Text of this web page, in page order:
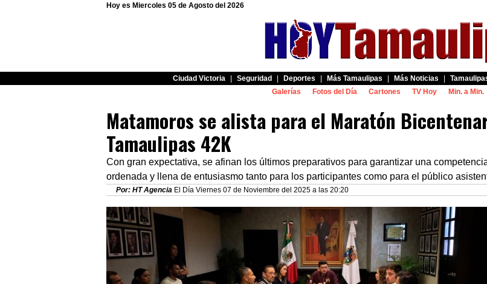
Hoy es Miercoles 05 de Agosto del 2026
Ciudad Victoria Seguridad Deportes Más Tamaulipas Más Noticias
Galerías
Fotos del Día Cartones TV Hoy Min. a Min.
Matamoros se alista para el Maratón
Tamaulipas 42K
Con gran expectativa, se afinan los últimos preparativos para garantizar una
ordenada y llena de entusiasmo tanto para los participantes como para el público
Por: HT Agencia El Día Viernes 07 de Noviembre del 2025 a las 20:20